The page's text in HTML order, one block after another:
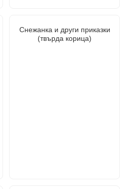
Снежанка и други приказки
(твърда корица)